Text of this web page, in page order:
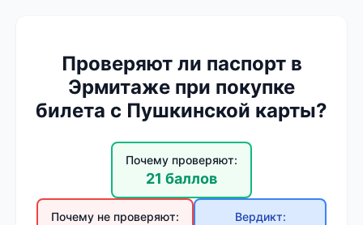
Проверяют ли паспорт в
Эрмитаже при покупке
билета с Пушкинской карты?
Почему проверяют:
21 баллов
Почему не проверяют: Вердикт: